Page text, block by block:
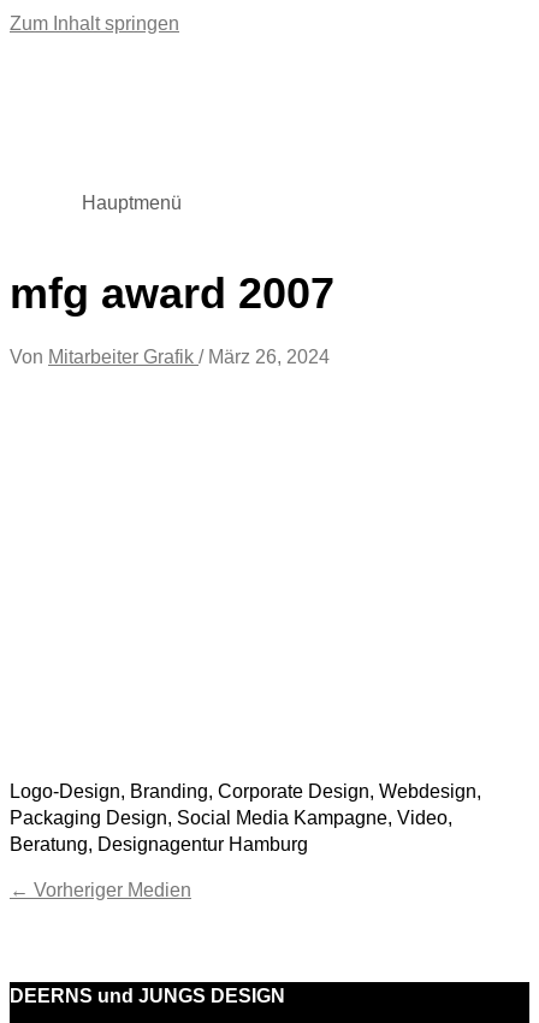
Zum Inhalt springen
Hauptmenü
mfg award 2007
Von Mitarbeiter Grafik / März 26, 2024
Logo-Design, Branding, Corporate Design, Webdesign,
Packaging Design, Social Media Kampagne, Video,
Beratung, Designagentur Hamburg
← Vorheriger Medien
DEERNS und JUNGS DESIGN